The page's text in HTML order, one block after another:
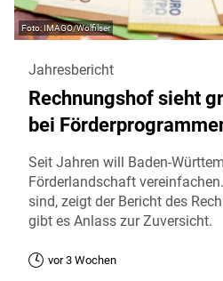
IMAGO/Wolfilser
Jahresbericht
Rechnungshof sieht
bei
Seit Jahren will Baden-
Förderlandschaft
sind, zeigt der Bericht des
gibt es Anlass zur Zuversicht.
vor 3 Wochen